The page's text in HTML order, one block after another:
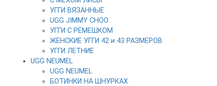
УГГИ ВЯЗАННЫЕ
UGG JIMMY CHOO
УГГИ С РЕМЕШКОМ
ЖЕНСКИЕ УГГИ 42 и 43 РАЗМЕРОВ
УГГИ ЛЕТНИЕ
UGG NEUMEL
UGG NEUMEL
БОТИНКИ НА ШНУРКАХ